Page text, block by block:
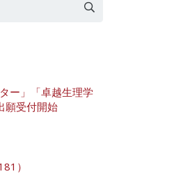
ー」「卓越生理学
願受付開始
）